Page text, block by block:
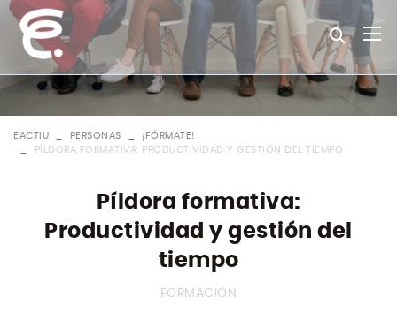
EACTIU PERSONAS
¡FÓRMATE!
PÍLDORA FORMATIVA: PRODUCTIVIDAD Y GESTIÓN DEL TIEMPO
Píldora formativa:
Productividad y gestión del
tiempo
FORMACIÓN